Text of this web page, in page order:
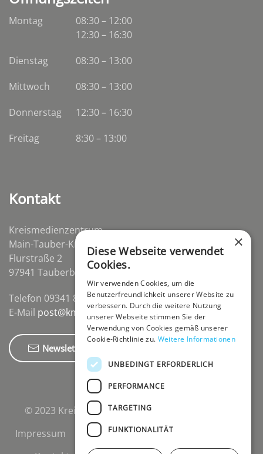
Montag
08:30 – 12:00
12:30 – 16:30
Dienstag
08:30– 13:00
Mittwoch
08:30– 13:00
Donnerstag
12:30 – 16:30
Freitag
8:30 – 13:00
Kontakt
Kreismedienzentrum
Main-Tauber-Kreis
Flurstraße 2
97941 Tauberbischofsheim-Distelhausen
Telefon 09341 84670
E-Mail post@kmz-tbb.de
Newsletter
© 2023 Kreismedienzentrum Main-Tauber-Kreis.
Impressum
Datenschutzerklärung
×
Diese Webseite verwendet
Cookies.
Wir verwenden Cookies, um die
Benutzerfreundlichkeit unserer Website zu
verbessern. Durch die weitere Nutzung
unserer Webseite stimmen Sie der
Verwendung von Cookies gemäß unserer
Cookie-Richtlinie zu. Weitere Informationen
UNBEDINGT ERFORDERLICH
PERFORMANCE
TARGETING
FUNKTIONALITÄT